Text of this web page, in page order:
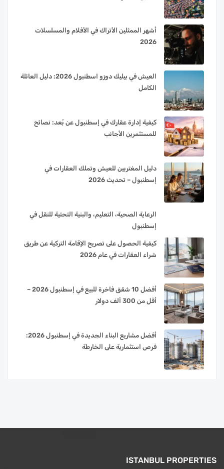
أشهر الممثلين الأتراك في الأفلام والمسلسلات
2026
العيش في بيليك دوزو اسطنبول 2026: دليل العائلة
الكامل
كيفية إدارة عقارك في إسطنبول عن بُعد: نصائح
للمستثمرين الأجانب
دليل المغتربين للعيش وتملك العقارات في
إسطنبول – تحديث 2026
الرعاية الصحية، التعليم، والبنية التحتية للنقل في
إسطنبول
كيفية الحصول على تصريح الإقامة التركية عن طريق
شراء العقارات في عام 2026
أفضل 10 شقق فاخرة للبيع في إسطنبول 2026 –
أقل من 300 ألف دولار
أفضل مشاريع البناء الجديدة في إسطنبول 2026:
فرص استثمارية على الخارطة
ISTANBUL PROPERTIES